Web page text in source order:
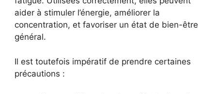
aider à stimuler l’énergie, améliorer la
concentration, et favoriser un état de bien-être
général.
Il est toutefois impératif de prendre certaines
précautions :